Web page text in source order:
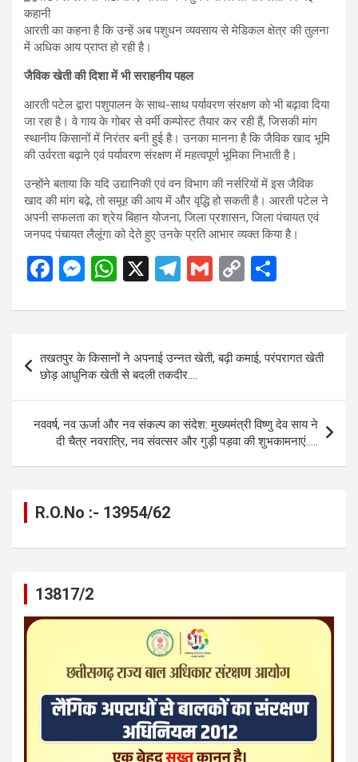
आरती का कहना है कि उन्हें अब पशुधन व्यवसाय से मेडिकल क्षेत्र की तुलना
में अधिक आय प्राप्त हो रही है।
जैविक खेती की दिशा में भी सराहनीय पहल
आरती पटेल द्वारा पशुपालन के साथ-साथ पर्यावरण संरक्षण को भी बढ़ावा दिया
जा रहा है। वे गाय के गोबर से वर्मी कम्पोस्ट तैयार कर रही हैं, जिसकी मांग
स्थानीय किसानों में निरंतर बनी हुई है। उनका मानना है कि जैविक खाद भूमि
की उर्वरता बढ़ाने एवं पर्यावरण संरक्षण में महत्वपूर्ण भूमिका निभाती है।
उन्होंने बताया कि यदि उद्यानिकी एवं वन विभाग की नर्सरियों में इस जैविक
खाद की मांग बढ़े, तो समूह की आय में और वृद्धि हो सकती है। आरती पटेल ने
अपनी सफलता का श्रेय बिहान योजना, जिला प्रशासन, जिला पंचायत एवं
जनपद पंचायत लैलूंगा को देते हुए उनके प्रति आभार व्यक्त किया है।
F
ce
o
o
k
M
se
n
g
er
W
at
s
A
p
p
X
T
e
gr
a
m
G
ail
C
py
Li
n
k
ar
navigation
तखतपुर के किसानों ने अपनाई उन्नत खेती, बढ़ी कमाई, परंपरागत खेती
छोड़ आधुनिक खेती से बदली तकदीर….
नववर्ष, नव ऊर्जा और नव संकल्प का संदेश: मुख्यमंत्री विष्णु देव साय ने
दी चैत्र नवरात्रि, नव संवत्सर और गुड़ी पड़वा की शुभकामनाएं…..
R.O.No :- 13954/62
13817/2